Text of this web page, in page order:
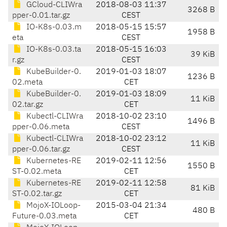
GCloud-CLIWra
pper-0.01.tar.gz
2018-08-03 11:37
CEST
3268 B
IO-K8s-0.03.m
eta
2018-05-15 15:57
CEST
1958 B
IO-K8s-0.03.ta
r.gz
2018-05-15 16:03
CEST
39 KiB
KubeBuilder-0.
02.meta
2019-01-03 18:07
CET
1236 B
KubeBuilder-0.
02.tar.gz
2019-01-03 18:09
CET
11 KiB
Kubectl-CLIWra
pper-0.06.meta
2018-10-02 23:10
CEST
1496 B
Kubectl-CLIWra
pper-0.06.tar.gz
2018-10-02 23:12
CEST
11 KiB
Kubernetes-RE
ST-0.02.meta
2019-02-11 12:56
CET
1550 B
Kubernetes-RE
ST-0.02.tar.gz
2019-02-11 12:58
CET
81 KiB
MojoX-IOLoop-
Future-0.03.meta
2015-03-04 21:34
CET
480 B